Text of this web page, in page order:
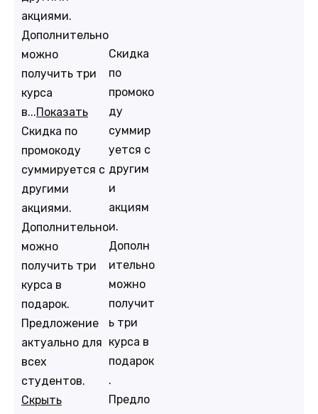
акциями.
Дополнительно
можно
получить три
курса
в...Показать
Скидка по
промокоду
суммируется с
другими
акциями.
Дополнительно
можно
получить три
курса в
подарок.
Предложение
актуально для
всех
студентов.
Скрыть
Скидка
по
промоко
ду
суммир
уется с
другим
и
акциям
и.
Дополн
ительно
можно
получит
ь три
курса в
подарок
.
Предло